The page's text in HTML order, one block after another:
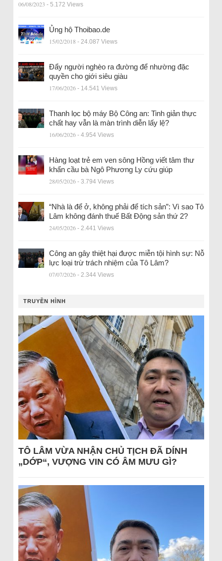
06/08/2023 - 5.172 Views
Ủng hộ Thoibao.de
15/02/2018 - 24.087 Views
Đẩy người nghèo ra đường để nhường đặc
quyền cho giới siêu giàu
17/06/2026 - 14.541 Views
Thanh lọc bộ máy Bộ Công an: Tinh giản thực
chất hay vẫn là màn trình diễn lấy lệ?
16/06/2026 - 4.954 Views
Hàng loạt trẻ em ven sông Hồng viết tâm thư
khẩn cầu bà Ngô Phương Ly cứu giúp
28/05/2026 - 3.794 Views
“Nhà là để ở, không phải để tích sản”: Vì sao Tô
Lâm không đánh thuế Bất Động sản thứ 2?
24/05/2026 - 2.441 Views
Công an gây thiệt hại được miễn tội hình sự: Nỗ
lực loại trừ trách nhiệm của Tô Lâm?
07/07/2026 - 2.344 Views
TRUYỀN HÌNH
TÔ LÂM VỪA NHẬN CHỦ TỊCH ĐÃ DÍNH
„DỚP“, VƯỢNG VIN CÓ ÂM MƯU GÌ?